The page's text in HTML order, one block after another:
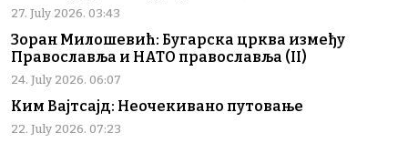
27. July 2026. 03:43
Зоран Милошевић: Бугарска црква између
Православља и НАТО православља (II)
24. July 2026. 06:07
Ким Вајтсајд: Неочекивано путовање
22. July 2026. 07:23